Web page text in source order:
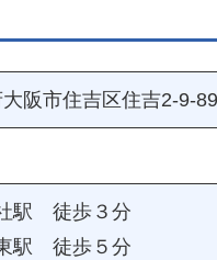
阪市住吉区住吉2-9-89
駅 徒歩３分
駅 徒歩５分